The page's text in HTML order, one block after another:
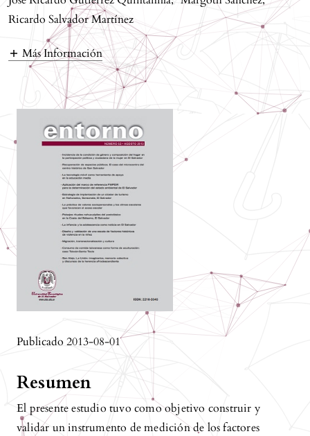
Ricardo Salvador Martínez
Más Información
Publicado 2013-08-01
Resumen
El presente estudio tuvo como objetivo construir y
validar un instrumento de medición de los factores